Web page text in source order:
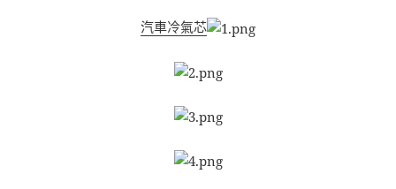
汽車冷氣芯